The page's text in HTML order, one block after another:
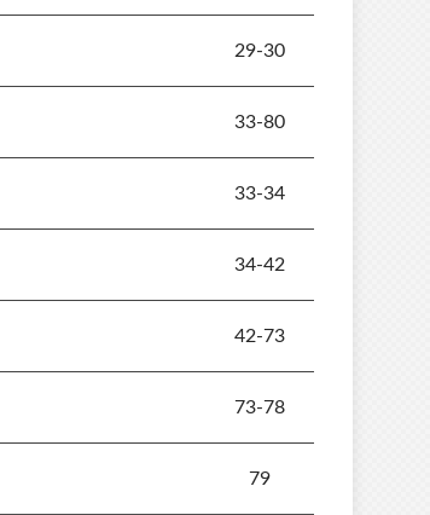
29-30
33-80
33-34
34-42
42-73
73-78
79